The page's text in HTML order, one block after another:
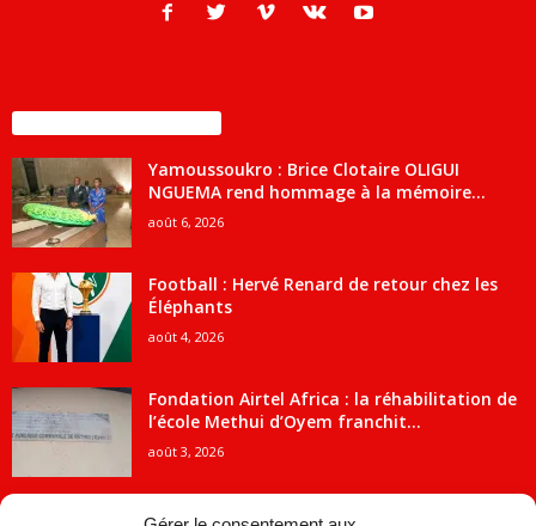
Yamoussoukro : Brice Clotaire OLIGUI
NGUEMA rend hommage à la mémoire...
août 6, 2026
Football : Hervé Renard de retour chez les
Éléphants
août 4, 2026
Fondation Airtel Africa : la réhabilitation de
l’école Methui d’Oyem franchit...
août 3, 2026